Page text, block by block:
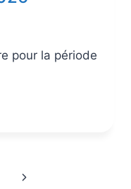
pour la période